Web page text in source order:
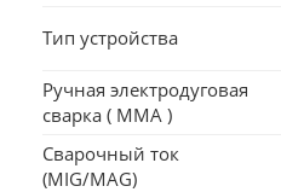
Тип устройства
Ручная электродуговая
сварка ( MMA )
Сварочный ток
(MIG/MAG)